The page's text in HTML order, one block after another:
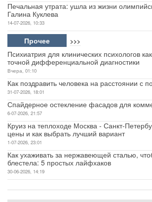
Печальная утрата: ушла из жизни
Галина Куклева
14-07-2026, 10:33
Прочее >>>
Психиатрия для клинических психологов
точной дифференциальной диагностики
Вчера, 01:10
Как поздравить человека на расстоянии с
31-07-2026, 18:01
Спайдерное остекление фасадов для
6-07-2026, 21:57
Круиз на теплоходе Москва - Санкт-
цены и как выбрать лучший вариант
1-07-2026, 23:01
Как ухаживать за нержавеющей сталью,
блестела: 5 простых лайфхаков
30-06-2026, 14:19